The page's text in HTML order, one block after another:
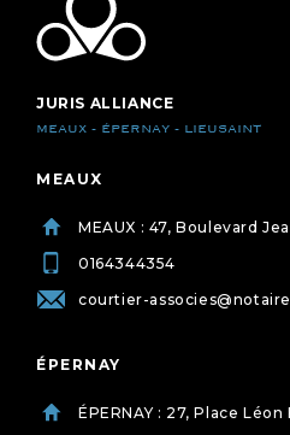
JURIS ALLIANCE
MEAUX - ÉPERNAY - LIEUSAINT
MEAUX
MEAUX : 47, Boulevard
0164344354
courtier-
ÉPERNAY
ÉPERNAY : 27, Place